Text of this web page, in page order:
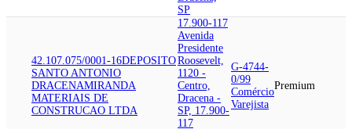
SP
42.107.075/0001-16DEPOSITO
SANTO ANTONIO
DRACENAMIRANDA
MATERIAIS DE
CONSTRUCAO LTDA
17.900-117
Avenida
Presidente
Roosevelt,
1120 -
Centro,
Dracena -
SP, 17.900-
117
G-4744-
0/99
Comércio
Varejista
Premium